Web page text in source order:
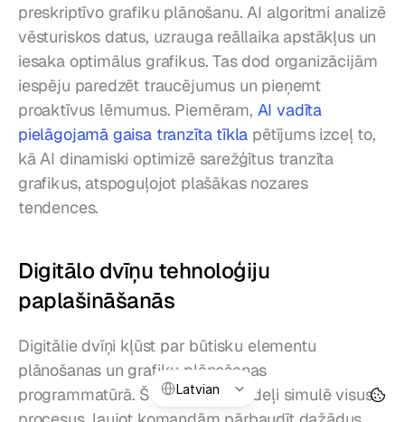
preskriptīvo grafiku plānošanu. AI algoritmi analizē
vēsturiskos datus, uzrauga reāllaika apstākļus un
iesaka optimālus grafikus. Tas dod organizācijām
iespēju paredzēt traucējumus un pieņemt
proaktīvus lēmumus. Piemēram, AI vadīta
pielāgojamā gaisa tranzīta tīkla pētījums izceļ to,
kā AI dinamiski optimizē sarežģītus tranzīta
grafikus, atspoguļojot plašākas nozares
tendences.
Digitālo dvīņu tehnoloģiju
paplašināšanās
Digitālie dvīņi kļūst par būtisku elementu
plānošanas un grafiku plānošanas
programmatūrā. Šie virtuālie modeļi simulē visus
Select Language
Latvian